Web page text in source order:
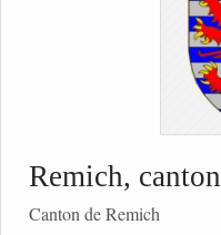
Remich, canton
Canton de Remich